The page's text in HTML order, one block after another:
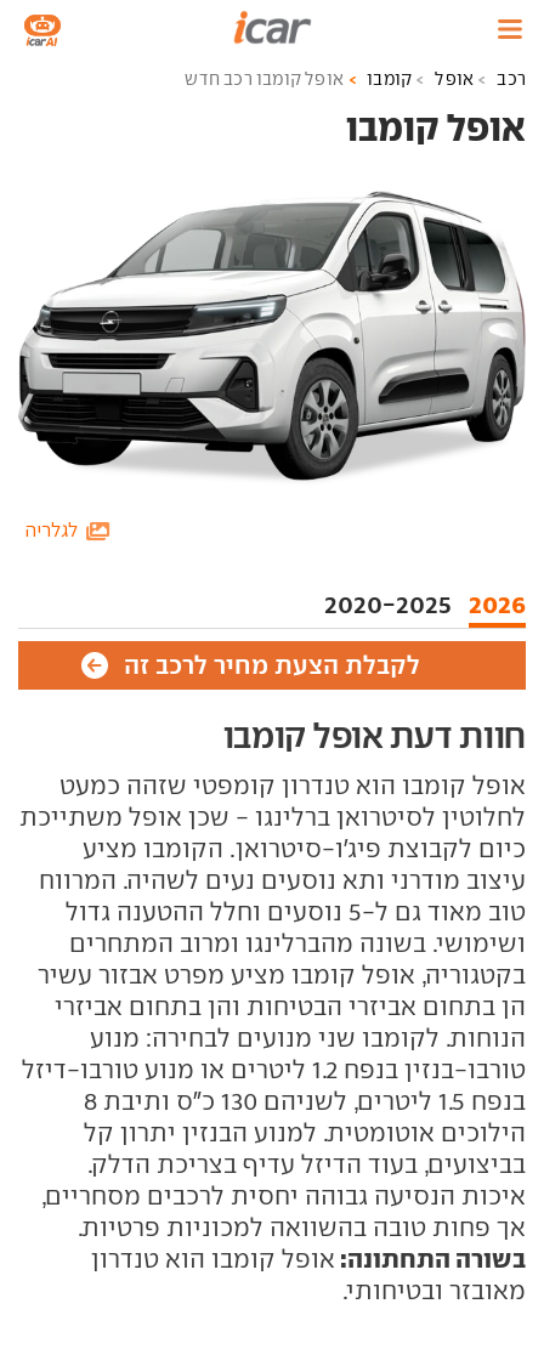
רכב אופל קומבו אופל קומבו רכב חדש
אופל קומבו ‏
2026
2020-2025
לגלריה
לקבלת הצעת מחיר לרכב זה
חוות דעת אופל קומבו
אופל קומבו הוא טנדרון קומפטי שזהה כמעט
לחלוטין לסיטרואן ברלינגו - שכן אופל משתייכת
כיום לקבוצת פיג'ו-סיטרואן. הקומבו מציע
עיצוב מודרני ותא נוסעים נעים לשהיה. המרווח
טוב מאוד גם ל-5 נוסעים וחלל ההטענה גדול
ושימושי. בשונה מהברלינגו ומרוב המתחרים
בקטגוריה, אופל קומבו מציע מפרט אבזור עשיר
הן בתחום אביזרי הבטיחות והן בתחום אביזרי
הנוחות. לקומבו שני מנועים לבחירה: מנוע
טורבו-בנזין בנפח 1.2 ליטרים או מנוע טורבו-דיזל
בנפח 1.5 ליטרים, לשניהם 130 כ"ס ותיבת 8
הילוכים אוטומטית. למנוע הבנזין יתרון קל
בביצועים, בעוד הדיזל עדיף בצריכת הדלק.
איכות הנסיעה גבוהה יחסית לרכבים מסחריים,
אך פחות טובה בהשוואה למכוניות פרטיות.
בשורה התחתונה: אופל קומבו הוא טנדרון
מאובזר ובטיחותי.